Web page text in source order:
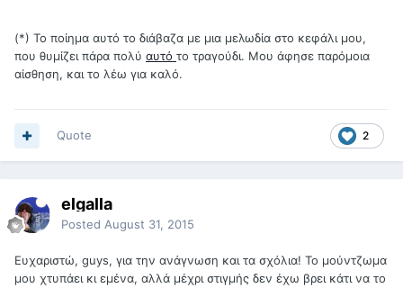
(*) Το ποίημα αυτό το διάβαζα με μια μελωδία στο κεφάλι μου,
που θυμίζει πάρα πολύ αυτό το τραγούδι. Μου άφησε παρόμοια
αίσθηση, και το λέω για καλό.
2
Quote
elgalla
Posted August 31, 2015
Ευχαριστώ, guys, για την ανάγνωση και τα σχόλια! Το μούντζωμα
μου χτυπάει κι εμένα, αλλά μέχρι στιγμής δεν έχω βρει κάτι να το